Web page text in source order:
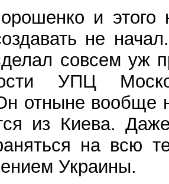
и
не
совсем уж
УПЦ
отныне вообще
из Киева.
на всю
Украины.